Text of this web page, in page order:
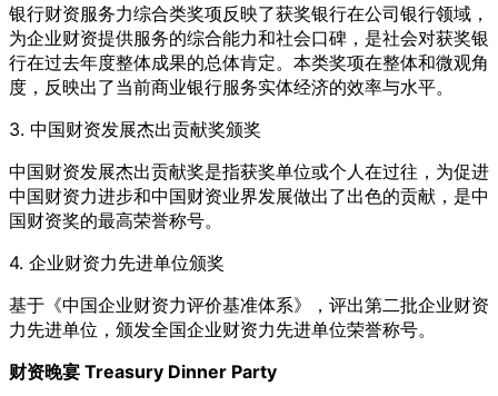
银行财资服务力综合类奖项反映了获奖银行在公司银行领域，
为企业财资提供服务的综合能力和社会口碑，是社会对获奖银
行在过去年度整体成果的总体肯定。本类奖项在整体和微观角
度，反映出了当前商业银行服务实体经济的效率与水平。
3. 中国财资发展杰出贡献奖颁奖
中国财资发展杰出贡献奖是指获奖单位或个人在过往，为促进
中国财资力进步和中国财资业界发展做出了出色的贡献，是中
国财资奖的最高荣誉称号。
4. 企业财资力先进单位颁奖
基于《中国企业财资力评价基准体系》，评出第二批企业财资
力先进单位，颁发全国企业财资力先进单位荣誉称号。
财资晚宴 Treasury Dinner Party